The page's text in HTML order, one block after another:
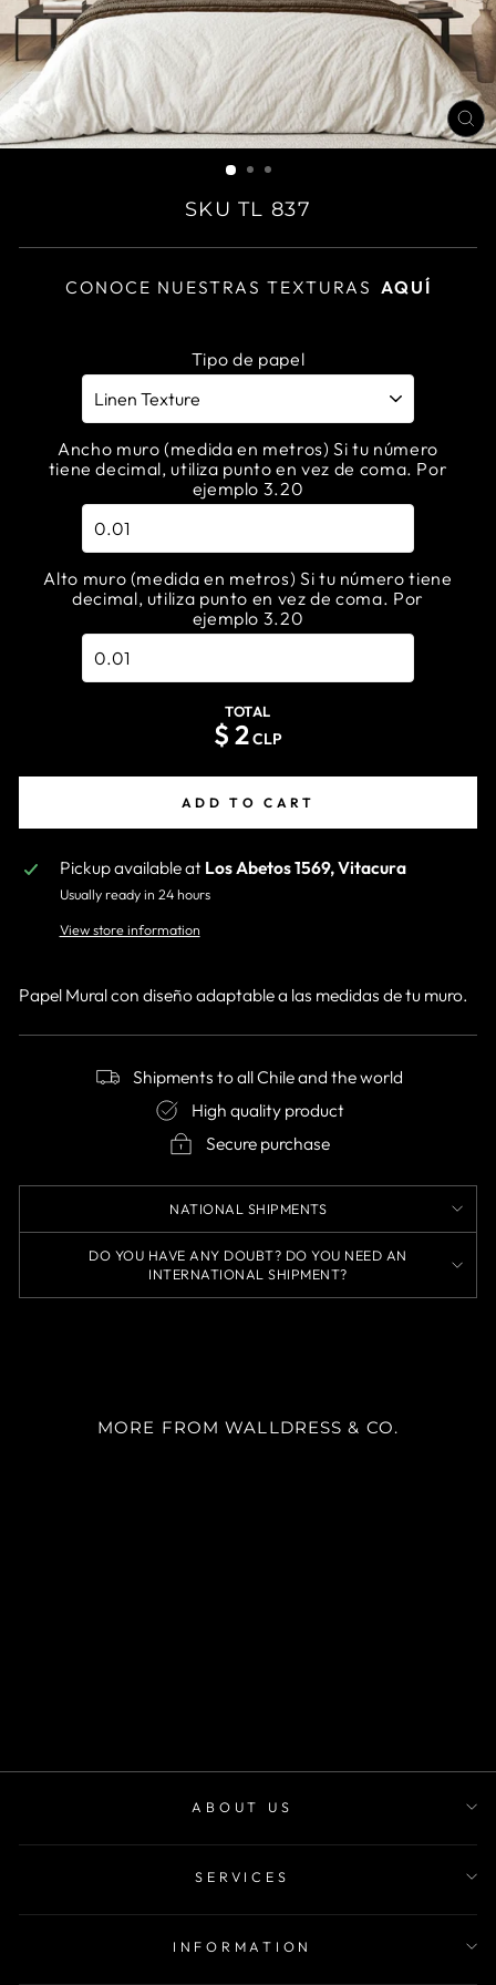
SKU TL 837
CONOCE NUESTRAS TEXTURAS AQUÍ
Tipo de papel
Ancho muro (medida en metros) Si tu número
tiene decimal, utiliza punto en vez de coma. Por
ejemplo 3.20
Alto muro (medida en metros) Si tu número tiene
decimal, utiliza punto en vez de coma. Por
ejemplo 3.20
TOTAL
$ 2CLP
ADD TO CART
Pickup available at Los Abetos 1569, Vitacura
Usually ready in 24 hours
View store information
Papel Mural con diseño adaptable a las medidas de tu muro.
Shipments to all Chile and the world
High quality product
Secure purchase
NATIONAL SHIPMENTS
DO YOU HAVE ANY DOUBT? DO YOU NEED AN
INTERNATIONAL SHIPMENT?
MORE FROM WALLDRESS & CO.
ABOUT US
SERVICES
INFORMATION